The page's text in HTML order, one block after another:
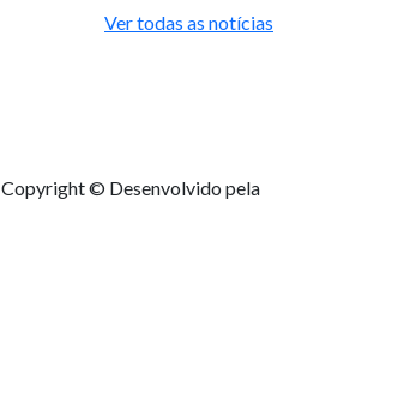
Ver todas as notícias
Copyright © Desenvolvido pela